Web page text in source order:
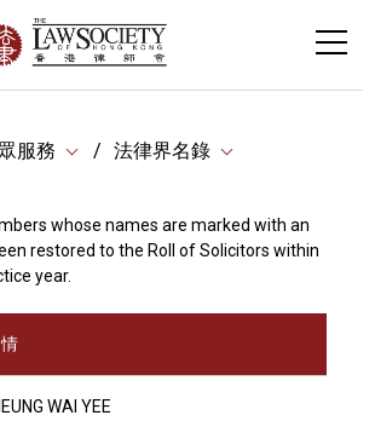
服務 法律界名錄
whose names are marked with an
restored to the Roll of Solicitors within
year.
WAI YEE